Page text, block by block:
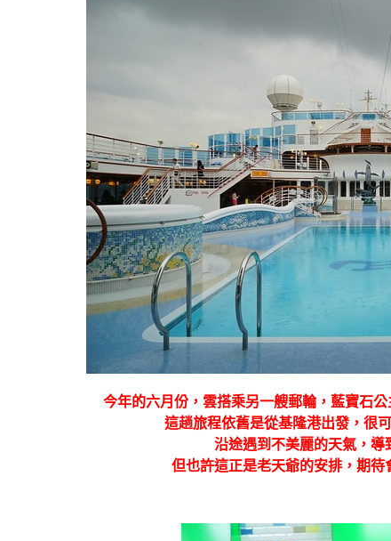
今年的六月份，雲搭乘另一艘郵輪，藍寶石公
這趟旅程依舊是從基隆港出發，很
沿途遇到不美麗的天氣，導
但也許這正是老天爺的安排，期待